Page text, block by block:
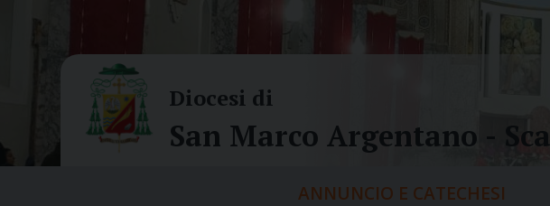
Diocesi di
San Marco Argentano -
ANNUNCIO E CATECHESI